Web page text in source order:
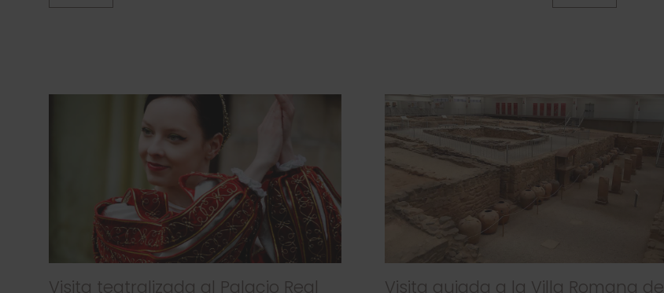
Visita teatralizada al Palacio Real
Visita guiada a la Villa Romana de